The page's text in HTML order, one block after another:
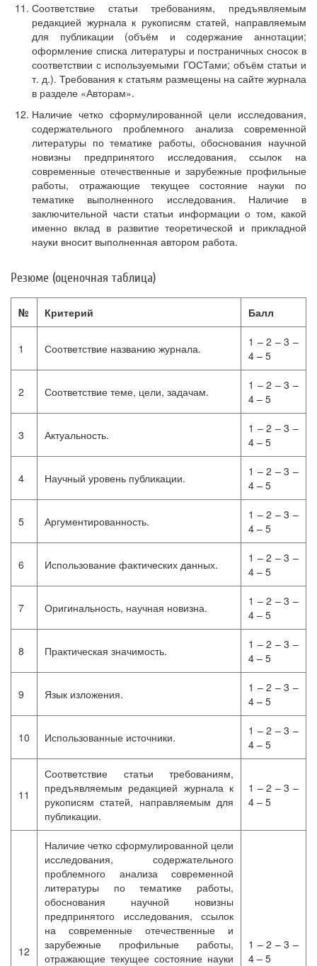
Соответствие статьи требованиям, предъявляемым
редакцией журнала к рукописям статей, направляемым
для публикации (объём и содержание аннотации;
оформление списка литературы и постраничных сносок в
соответствии с используемыми ГОСТами; объём статьи и
т. д.). Требования к статьям размещены на сайте журнала
в разделе «Авторам».
Наличие четко сформулированной цели исследования,
содержательного проблемного анализа современной
литературы по тематике работы, обоснования научной
новизны предпринятого исследования, ссылок на
современные отечественные и зарубежные профильные
работы, отражающие текущее состояние науки по
тематике выполненного исследования. Наличие в
заключительной части статьи информации о том, какой
именно вклад в развитие теоретической и прикладной
науки вносит выполненная автором работа.
Резюме (оценочная таблица)
№ Критерий Балл
1 Соответствие названию журнала.
1 – 2 – 3 –
4 – 5
2 Соответствие теме, цели, задачам.
1 – 2 – 3 –
4 – 5
3 Актуальность.
1 – 2 – 3 –
4 – 5
4 Научный уровень публикации.
1 – 2 – 3 –
4 – 5
5 Аргументированность.
1 – 2 – 3 –
4 – 5
6 Использование фактических данных.
1 – 2 – 3 –
4 – 5
7 Оригинальность, научная новизна.
1 – 2 – 3 –
4 – 5
8 Практическая значимость.
1 – 2 – 3 –
4 – 5
9 Язык изложения.
1 – 2 – 3 –
4 – 5
10 Использованные источники.
1 – 2 – 3 –
4 – 5
11
Соответствие статьи требованиям,
предъявляемым редакцией журнала к
рукописям статей, направляемым для
публикации.
1 – 2 – 3 –
4 – 5
12
Наличие четко сформулированной цели
исследования, содержательного
проблемного анализа современной
литературы по тематике работы,
обоснования научной новизны
предпринятого исследования, ссылок
на современные отечественные и
зарубежные профильные работы,
отражающие текущее состояние науки
1 – 2 – 3 –
4 – 5